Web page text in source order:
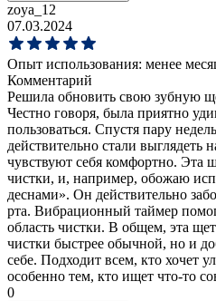
zoya_12
07.03.2024
Опыт использования: менее
Комментарий
Решила обновить свою зубную
Честно говоря, была приятно
пользоваться. Спустя пару
действительно стали выглядеть
чувствуют себя комфортно. Эта
чистки, и, например, обожаю
деснами». Он действительно
рта. Вибрационный таймер
область чистки. В общем, эта
чистки быстрее обычной, но и
себе. Подходит всем, кто хочет
особенно тем, кто ищет что-то
0